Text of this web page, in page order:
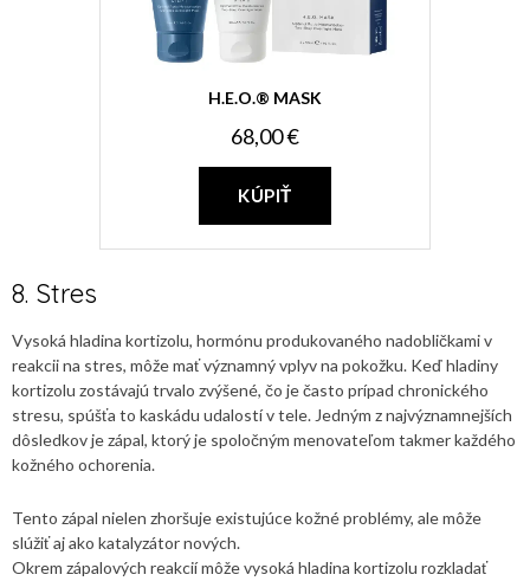
H.E.O.® MASK
68,00 €
KÚPIŤ
8. Stres
Vysoká hladina kortizolu, hormónu produkovaného nadobličkami v
reakcii na stres, môže mať významný vplyv na pokožku. Keď hladiny
kortizolu zostávajú trvalo zvýšené, čo je často prípad chronického
stresu, spúšťa to kaskádu udalostí v tele. Jedným z najvýznamnejších
dôsledkov je zápal, ktorý je spoločným menovateľom takmer každého
kožného ochorenia.
Tento zápal nielen zhoršuje existujúce kožné problémy, ale môže
slúžiť aj ako katalyzátor nových.
Okrem zápalových reakcií môže vysoká hladina kortizolu rozkladať